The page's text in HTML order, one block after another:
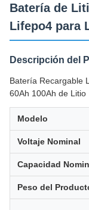
Batería de
Lifepo4 para
Descripción del
Batería Recargable
60Ah 100Ah de Litio
Modelo
Voltaje Nominal
Capacidad
Peso del